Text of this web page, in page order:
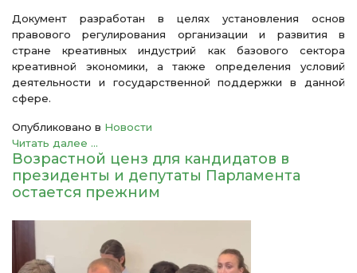
Документ разработан в целях установления основ
правового регулирования организации и развития в
стране креативных индустрий как базового сектора
креативной экономики, а также определения условий
деятельности и государственной поддержки в данной
сфере.
Опубликовано в Новости
Читать далее ...
Возрастной ценз для кандидатов в
президенты и депутаты Парламента
остается прежним